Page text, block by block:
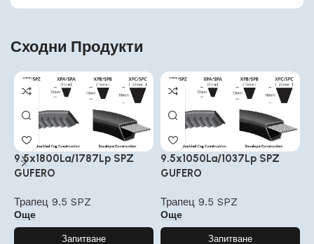
Сходни Продукти
9.5x1800La/1787Lp SPZ
GUFERO
Трапец 9.5 SPZ
Още
Запитване
9.5x1050La/1037Lp SPZ
GUFERO
Трапец 9.5 SPZ
Още
Запитване